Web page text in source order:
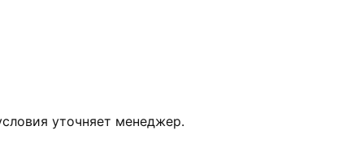
уточняет менеджер.